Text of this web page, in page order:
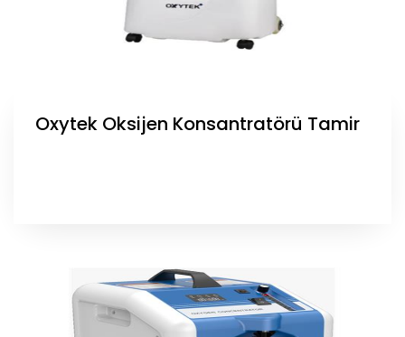
Oxytek Oksijen Konsantratörü Tamir